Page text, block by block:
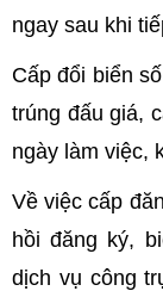
ngay sau khi
Cấp đổi biển
trúng đấu giá,
ngày làm việc,
Về việc cấp
hồi đăng ký,
dịch vụ công